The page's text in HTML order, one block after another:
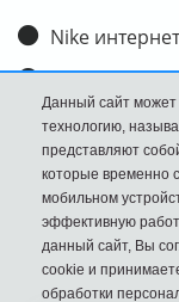
Nike
Доставка и
Обмен и
Размеры
FAQ
Новости
Политика
Данный сайт может
технологию,
представляют
которые временно
мобильном
эффективную
данный сайт, Вы
cookie и
обработки